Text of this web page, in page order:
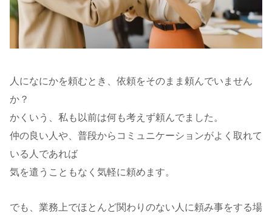
人になにかを頼むとき、依頼をそのまま頼んでいません
か？
かくいう、私も以前は何も考えず頼んでました。
仲の良い人や、普段からコミュニケーションがよく取れて
いる人であれば
気を遣うこともなく気軽に頼めます。
でも、業務上でほとんど関わりのない人に頼み事をする場